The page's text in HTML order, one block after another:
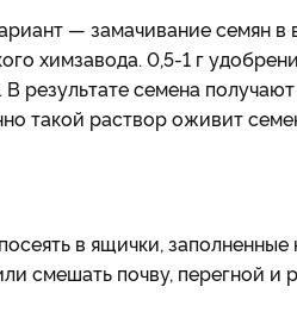
— замачивание семян
химзавода. 0,5-1 г
В результате семена
такой раствор оживит
в ящички,
смешать почву, перегной и